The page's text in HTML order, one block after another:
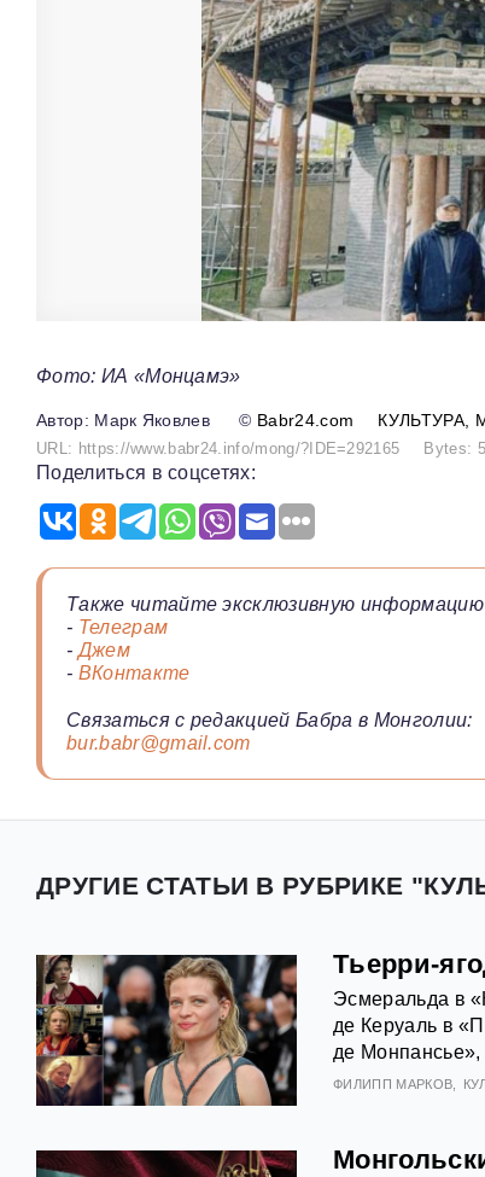
Фото: ИА «Монцамэ»
Марк Яковлев © Babr24.com КУЛЬТУРА
URL: https://www.babr24.info/mong/?IDE=292165 Bytes:
Поделиться в соцсетях:
Также читайте эксклюзивную информацию
- Телеграм
-Джем
- ВКонтакте
Связаться с редакцией Бабра в Монголии:
bur.babr@gmail.com
ДРУГИЕ СТАТЬИ В РУБРИКЕ
Тьерри-
Эсмеральда в
де Керуаль в
де Монпансье»,
ФИЛИПП МАРКОВ